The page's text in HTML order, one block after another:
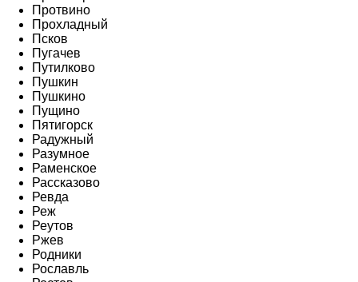
Протвино
Прохладный
Псков
Пугачев
Путилково
Пушкин
Пушкино
Пущино
Пятигорск
Радужный
Разумное
Раменское
Рассказово
Ревда
Реж
Реутов
Ржев
Родники
Рославль